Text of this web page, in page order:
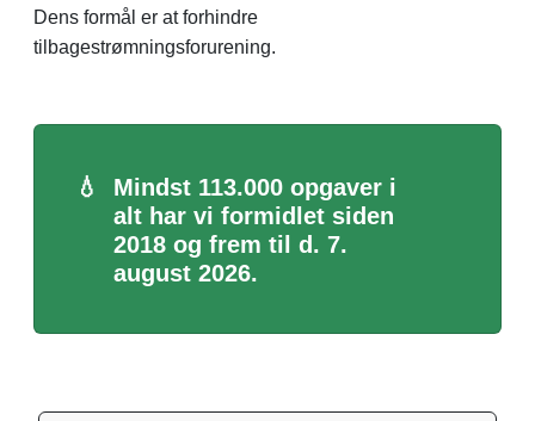
Dens formål er at forhindre
tilbagestrømningsforurening.
💧 Mindst 113.000 opgaver i
alt har vi formidlet siden
2018 og frem til d. 7.
august 2026.